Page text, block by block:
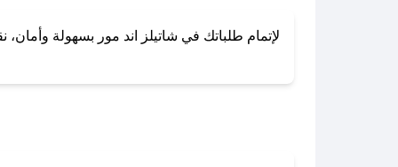
لإتمام طلباتك في شاتيلز اند مور بسهولة وأمان،